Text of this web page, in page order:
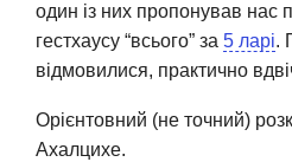
один із них пропонував нас
гестхаусу “всього” за 5 ларі.
відмовилися, практично
Орієнтовний (не точний)
Ахалцихе.